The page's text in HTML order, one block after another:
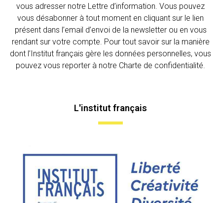
vous adresser notre Lettre d’information. Vous pouvez
vous désabonner à tout moment en cliquant sur le lien
présent dans l’email d’envoi de la newsletter ou en vous
rendant sur votre compte. Pour tout savoir sur la manière
dont l’Institut français gère les données personnelles, vous
pouvez vous reporter à notre Charte de confidentialité.
L'institut français